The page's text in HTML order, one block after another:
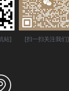
站] [扫一扫关注我们]